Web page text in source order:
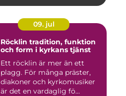
09. jul
Röcklin tradition, funktion
och form i kyrkans tjänst
Ett röcklin är mer än ett
plagg. För många präster,
diakoner och kyrkomusiker
är det en vardaglig fö...